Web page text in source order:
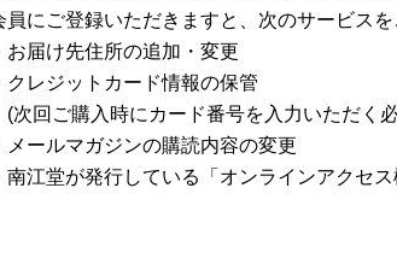
員にご登録いただきますと、次のサービスを
お届け先住所の追加・変更
クレジットカード情報の保管
次回ご購入時にカード番号を入力いただく
メールマガジンの購読内容の変更
南江堂が発行している「オンラインアクセ